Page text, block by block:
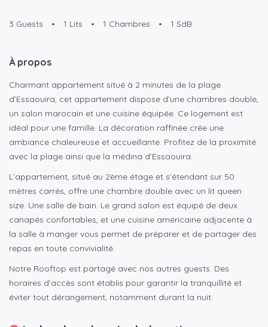
3 Guests • 1 Lits • 1 Chambres • 1 SdB
À propos
Charmant appartement situé à 2 minutes de la plage
d’Essaouira, cet appartement dispose d’une chambres double,
un salon marocain et une cuisine équipée. Ce logement est
idéal pour une famille. La décoration raffinée crée une
ambiance chaleureuse et accueillante. Profitez de la proximité
avec la plage ainsi que la médina d’Essaouira.
L’appartement, situé au 2ème étage et s’étendant sur 50
mètres carrés, offre une chambre double avec un lit queen
size. Une salle de bain. Le grand salon est équipé de deux
canapés confortables, et une cuisine américaine adjacente à
la salle à manger vous permet de préparer et de partager des
repas en toute convivialité.
Notre Rooftop est partagé avec nos autres guests. Des
horaires d’accès sont établis pour garantir la tranquillité et
éviter tout dérangement, notamment durant la nuit.